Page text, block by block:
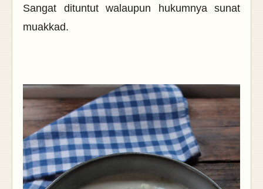
Sangat dituntut walaupun hukumnya sunat
muakkad.